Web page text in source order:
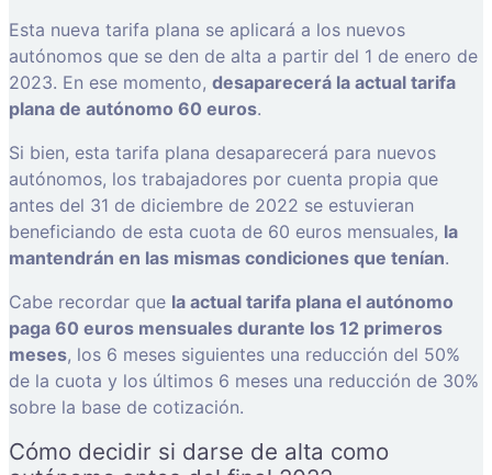
Esta nueva tarifa plana se aplicará a los nuevos
autónomos que se den de alta a partir del 1 de enero de
2023. En ese momento, desaparecerá la actual tarifa
plana de autónomo 60 euros.
Si bien, esta tarifa plana desaparecerá para nuevos
autónomos, los trabajadores por cuenta propia que
antes del 31 de diciembre de 2022 se estuvieran
beneficiando de esta cuota de 60 euros mensuales, la
mantendrán en las mismas condiciones que tenían.
Cabe recordar que la actual tarifa plana el autónomo
paga 60 euros mensuales durante los 12 primeros
meses, los 6 meses siguientes una reducción del 50%
de la cuota y los últimos 6 meses una reducción de 30%
sobre la base de cotización.
Cómo decidir si darse de alta como